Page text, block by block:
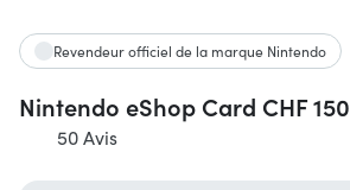
Revendeur officiel de la marque Nintendo
Nintendo eShop Card CHF 150
50 Avis